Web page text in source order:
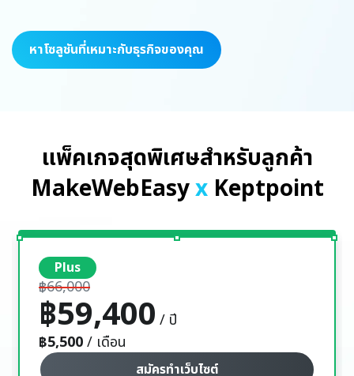
หาโซลูชันที่เหมาะกับธุรกิจของคุณ
แพ็คเกจสุดพิเศษสำหรับลูกค้า
MakeWebEasyxKeptpoint
Plus
฿66,000
฿59,400 / ปี
฿5,500/ เดือน
สมัครทำเว็บไซต์